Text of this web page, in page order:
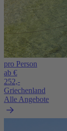
pro Person
ab €
252,-
Griechenland
Alle Angebote